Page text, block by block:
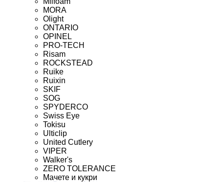
MORA
Olight
ONTARIO
OPINEL
PRO-TECH
Risam
ROCKSTEAD
Ruike
Ruixin
SKIF
SOG
SPYDERCO
Swiss Eye
Tokisu
Ulticlip
United Cutlery
VIPER
Walker's
ZERO TOLERANCE
Мачете и кукри